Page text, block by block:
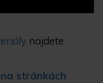
najdete
stránkách